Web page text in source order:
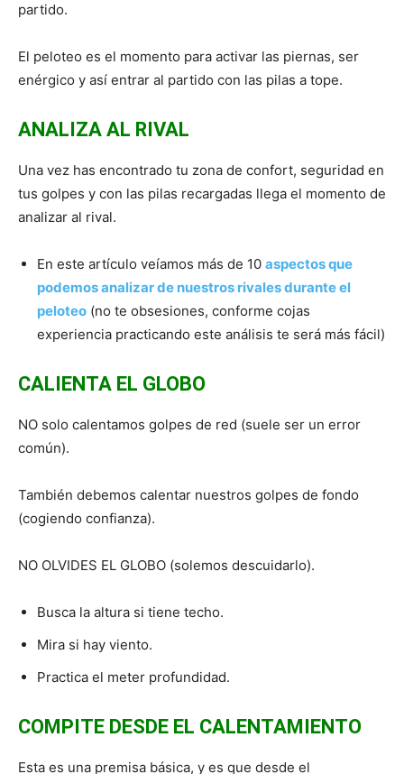
partido.
El peloteo es el momento para activar las piernas, ser
enérgico y así entrar al partido con las pilas a tope.
ANALIZA AL RIVAL
Una vez has encontrado tu zona de confort, seguridad en
tus golpes y con las pilas recargadas llega el momento de
analizar al rival.
En este artículo veíamos más de 10 aspectos que
podemos analizar de nuestros rivales durante el
peloteo (no te obsesiones, conforme cojas
experiencia practicando este análisis te será más fácil)
CALIENTA EL GLOBO
NO solo calentamos golpes de red (suele ser un error
común).
También debemos calentar nuestros golpes de fondo
(cogiendo confianza).
NO OLVIDES EL GLOBO (solemos descuidarlo).
Busca la altura si tiene techo.
Mira si hay viento.
Practica el meter profundidad.
COMPITE DESDE EL CALENTAMIENTO
Esta es una premisa básica, y es que desde el